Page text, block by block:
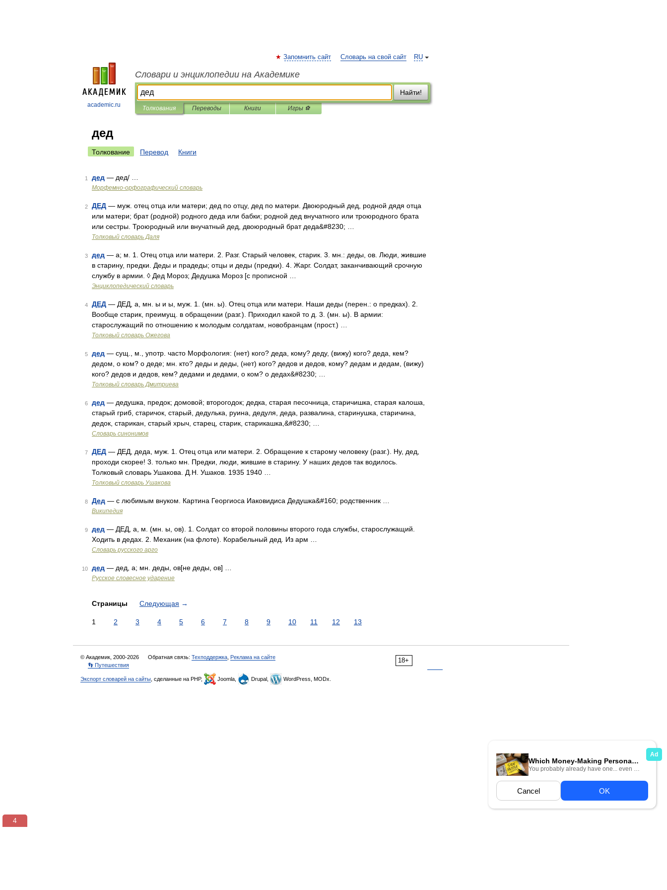
academic.ru
RU
Запомнить сайт Словарь на свой сайт
Словари и энциклопедии на Академике
Найти!
Толкования Переводы Книги Игры ⚽
дед
Толкование Перевод Книги
1 дед — дед/ …
Морфемно-орфографический словарь
2 ДЕД — муж. отец отца или матери; дед по отцу, дед по матери. Двоюродный дед, родной дядя отца
или матери; брат (родной) родного деда или бабки; родной дед внучатного или троюродного брата
или сестры. Троюродный или внучатный дед, двоюродный брат деда&#8230; …
Толковый словарь Даля
3 дед — а; м. 1. Отец отца или матери. 2. Разг. Старый человек, старик. 3. мн.: деды, ов. Люди, жившие
в старину, предки. Деды и прадеды; отцы и деды (предки). 4. Жарг. Солдат, заканчивающий срочную
службу в армии. ◊ Дед Мороз; Дедушка Мороз [с прописной …
Энциклопедический словарь
4 ДЕД — ДЕД, а, мн. ы и ы, муж. 1. (мн. ы). Отец отца или матери. Наши деды (перен.: о предках). 2.
Вообще старик, преимущ. в обращении (разг.). Приходил какой то д. 3. (мн. ы). В армии:
старослужащий по отношению к молодым солдатам, новобранцам (прост.) …
Толковый словарь Ожегова
5 дед — сущ., м., употр. часто Морфология: (нет) кого? деда, кому? деду, (вижу) кого? деда, кем?
дедом, о ком? о деде; мн. кто? деды и деды, (нет) кого? дедов и дедов, кому? дедам и дедам, (вижу)
кого? дедов и дедов, кем? дедами и дедами, о ком? о дедах&#8230; …
Толковый словарь Дмитриева
6 дед — дедушка, предок; домовой; второгодок; дедка, старая песочница, старичишка, старая калоша,
старый гриб, старичок, старый, дедулька, руина, дедуля, деда, развалина, старинушка, старичина,
дедок, старикан, старый хрыч, старец, старик, старикашка,&#8230; …
Словарь синонимов
7 ДЕД — ДЕД, деда, муж. 1. Отец отца или матери. 2. Обращение к старому человеку (разг.). Ну, дед,
проходи скорее! 3. только мн. Предки, люди, жившие в старину. У наших дедов так водилось.
Толковый словарь Ушакова. Д.Н. Ушаков. 1935 1940 …
Толковый словарь Ушакова
8 Дед — с любимым внуком. Картина Георгиоса Иаковидиса Дедушка&#160; родственник …
Википедия
9 дед — ДЕД, а, м. (мн. ы, ов). 1. Солдат со второй половины второго года службы, старослужащий.
Ходить в дедах. 2. Механик (на флоте). Корабельный дед. Из арм …
Словарь русского арго
10 дед — дед, а; мн. деды, ов[не деды, ов] …
Русское словесное ударение
Страницы Следующая →
1 2 3 4 5 6 7 8 9 10 11 12 13
18+
© Академик, 2000-2026 Обратная связь: Техподдержка Реклама на сайте
👣 Путешествия
Экспорт словарей на сайты , сделанные на PHP, Joomla, Drupal, WordPress, MODx.
3